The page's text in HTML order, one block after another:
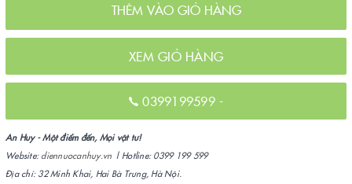
THÊM VÀO GIỎ HÀNG
XEM GIỎ HÀNG
0399199599 -
An Huy - Một điểm đến, Mọi vật tư!
Website: diennuocanhuy.vn | Hotline: 0399 199 599
Địa chỉ: 32 Minh Khai, Hai Bà Trưng, Hà Nội.